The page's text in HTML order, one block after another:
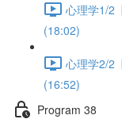
心理学1/2
(18:02)
心理学2/2
(16:52)
Program 38